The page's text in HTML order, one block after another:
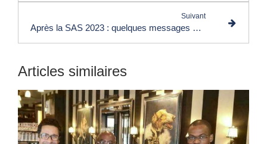
Suivant
Après la SAS 2023 : quelques messages de remerciements et de félicitations adressés au comité d’organisation
Articles similaires